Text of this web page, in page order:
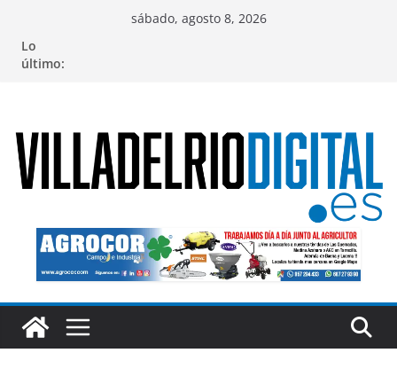
contenido
sábado, agosto 8, 2026
Lo
último: